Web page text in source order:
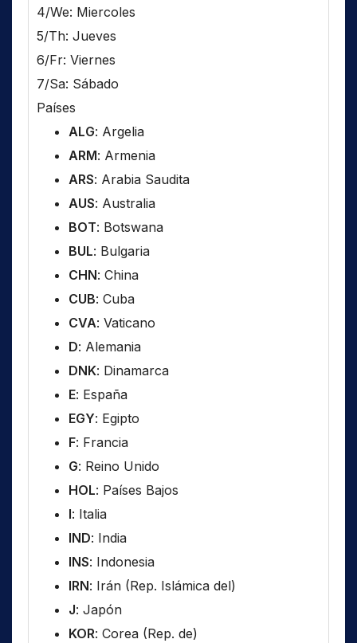
4/We: Miercoles
5/Th: Jueves
6/Fr: Viernes
7/Sa: Sábado
Países
ALG: Argelia
ARM: Armenia
ARS: Arabia Saudita
AUS: Australia
BOT: Botswana
BUL: Bulgaria
CHN: China
CUB: Cuba
CVA: Vaticano
D: Alemania
DNK: Dinamarca
E: España
EGY: Egipto
F: Francia
G: Reino Unido
HOL: Países Bajos
I: Italia
IND: India
INS: Indonesia
IRN: Irán (Rep. Islámica del)
J: Japón
KOR: Corea (Rep. de)